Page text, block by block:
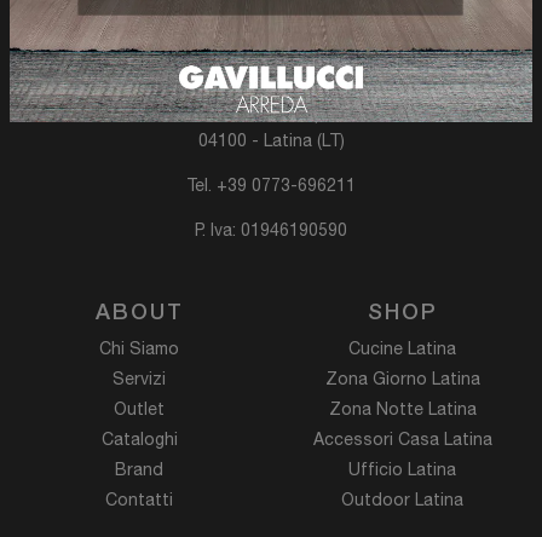
® 2026C.M.G. Centro Mobili Gavillucci S.r.l.
Via Piave Km 68, 400
04100 - Latina (LT)
Tel. +39 0773-696211
P. Iva: 01946190590
ABOUT
Chi Siamo
Servizi
Outlet
Cataloghi
Brand
Contatti
SHOP
Cucine Latina
Zona Giorno Latina
Zona Notte Latina
Accessori Casa Latina
Ufficio Latina
Outdoor Latina